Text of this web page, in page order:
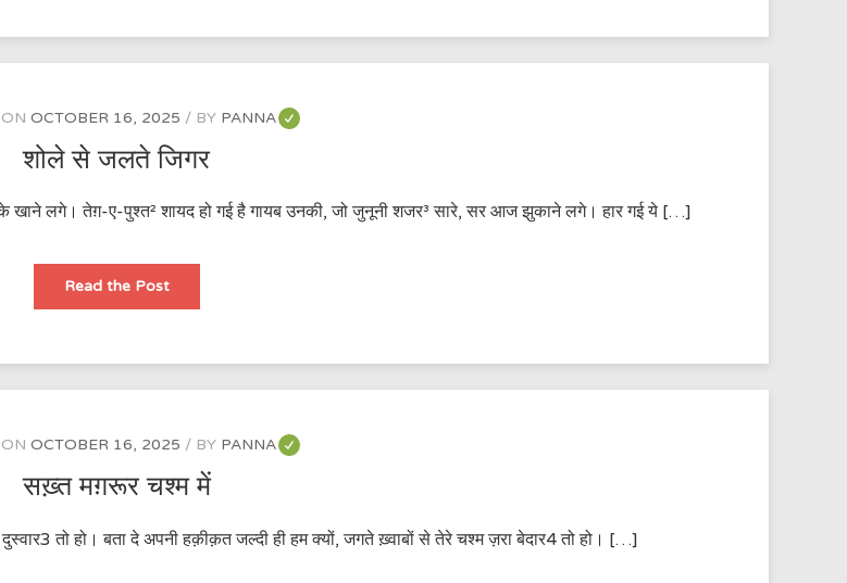
OCTOBER 16, 2025 BY PANNA
शोले से जलते जिगर
खाने लगे। तेग़-ए-पुश्त² शायद हो गई है गायब उनकी, जो जुनूनी शजर³ सारे, सर आज झुकाने लगे। हार गई ये […]
Read the Postशोले
जलते
OCTOBER 16, 2025 BY PANNA
सख़्त मग़रूर चश्म में
तो हो। बता दे अपनी हक़ीक़त जल्दी ही हम क्यों, जगते ख़्वाबों से तेरे चश्म ज़रा बेदार4 तो हो। […]